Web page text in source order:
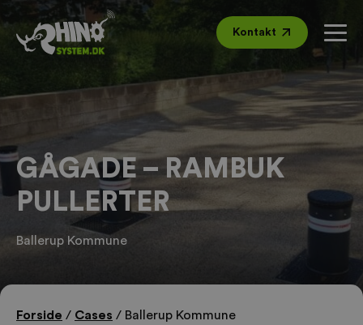
Kontakt
GÅGADE – RAMBUK
PULLERTER
Ballerup Kommune
Forside / Cases / Ballerup Kommune